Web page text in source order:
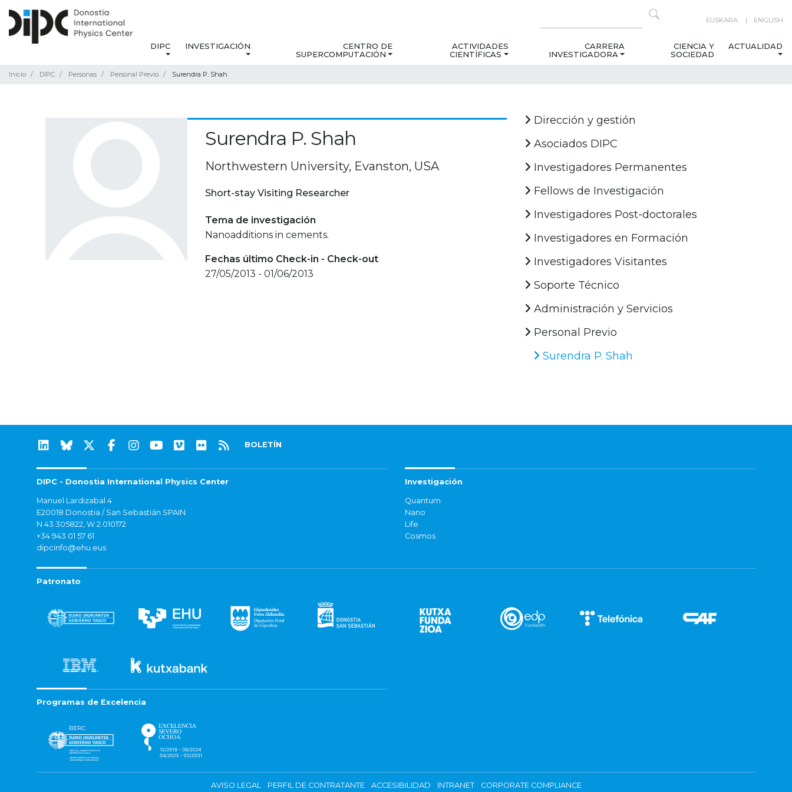
EUSKARA ENGLISH
DIPC INVESTIGACIÓN
CENTRO DE
SUPERCOMPUTACIÓN
ACTIVIDADES
CIENTÍFICAS
CARRERA
INVESTIGADORA
CIENCIA Y
SOCIEDAD
ACTUALIDAD
Inicio DIPC Personas Personal Previo Surendra P. Shah
Surendra P. Shah
Northwestern University, Evanston, USA
Short-stay Visiting Researcher
Tema de investigación
Nanoadditions in cements.
Fechas último Check-in - Check-out
27/05/2013 - 01/06/2013
Dirección y gestión
Asociados DIPC
Investigadores Permanentes
Fellows de Investigación
Investigadores Post-doctorales
Investigadores en Formación
Investigadores Visitantes
Soporte Técnico
Administración y Servicios
Personal Previo
Surendra P. Shah
BOLETÍN
DIPC - Donostia International Physics Center
Manuel Lardizabal 4
E20018 Donostia / San Sebastián SPAIN
N 43.305822, W 2.010172
+34 943 01 57 61
dipcinfo@ehu.eus
Investigación
Quantum
Nano
Life
Cosmos
Patronato
Programas de Excelencia
AVISO LEGAL PERFIL DE CONTRATANTE ACCESIBILIDAD INTRANET CORPORATE COMPLIANCE